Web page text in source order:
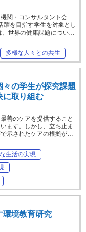
関・コンサルタント会
躍を目指す学生を対象とし
、世界の健康課題につい…
多様な人々との共生
の学生が探究課題
に取り組む
善のケアを提供すること
ます。しかし、立ち止ま
示されたケアの根拠が…
生活の実現
環境教育研究